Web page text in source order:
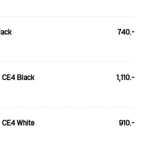
740.-
Black 1,110.-
White 910.-